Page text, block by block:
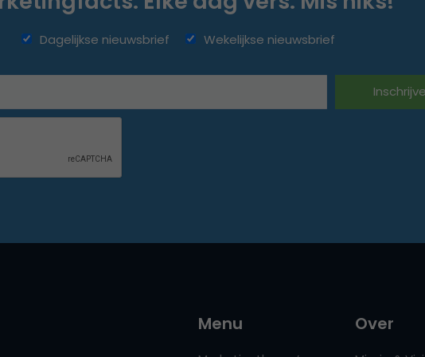
Dagelijkse nieuwsbrief Wekelijkse nieuwsbrief
Menu Over